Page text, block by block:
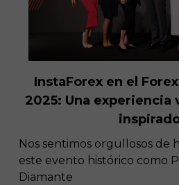
InstaForex en el
2025: Una
Nos sentimos orgullosos de
este evento histórico como
Diamante